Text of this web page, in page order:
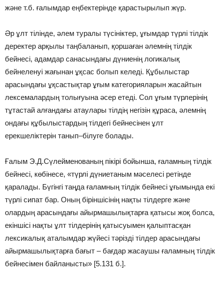
және т.б. ғалымдар еңбектерінде қарастырылып жүр.
Әр ұлт тілінде, әлем туралы түсініктер, ұғымдар түрлі тілдік
деректер арқылы таңбаланып, қоршаған әлемнің тілдік
бейнесі, адамдар санасындағы дүниенің логикалық
бейнеленуі жағынан ұқсас болып келеді. Құбылыстар
арасындағы ұқсастықтар ұғым категорияларын жасайтын
лексемалардың толығуына әсер етеді. Сол ұғым түрлерінің
тұтастай алғандағы атаулары тілдің негізін құраса, әлемнің
ондағы құбылыстардың тілдегі бейнесінен ұлт
ерекшеліктерін танып–білуге болады.
Ғалым Э.Д.Сүлейменованың пікірі бойынша, ғаламның тілдік
бейнесі, көбінесе, «түрлі дүниетаным мәселесі ретінде
қаралады. Бүгінгі таңда ғаламның тілдік бейнесі ұғымында екі
түрлі сипат бар. Оның біріншісінің нақты тілдерге және
олардың арасындағы айырмашылықтарға қатысы жоқ болса,
екіншісі нақты ұлт тілдерінің қатысуымен қалыптасқан
лексикалық аталымдар жүйесі тәрізді тілдер арасындағы
айырмашылықтарға бағыт – бағдар жасаушы ғаламның тілдік
бейнесімен байланысты» [5.131 б.].